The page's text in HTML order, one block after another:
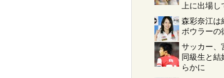
上に出場
森彩奈江は
ボウラーの
サッカー、
同級生と結
らかに